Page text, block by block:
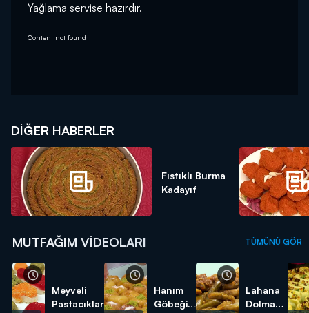
Yağlama servise hazırdır.
Content not found
DIĞER HABERLER
Fıstıklı Burma
Kadayıf
MUTFAĞIM VIDEOLARI TÜMÜNÜ GÖR
Meyveli
Pastacıklar
Hanım
Göbeği
Lahana
Dolması